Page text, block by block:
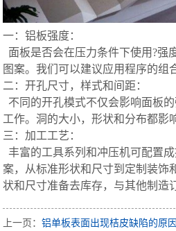
一：铝板强度：
面板是否会在压力条件下使用?强
图案。我们可以建议应用程序的组
二：开孔尺寸，样式和间距：
不同的开孔模式不仅会影响面板
工作。洞的大小，形状和分布都影
三：加工工艺：
丰富的工具系列和冲压机可配置
案，从标准形状和尺寸到定制装饰
状和尺寸准备去库存，与其他制造
上一页：铝单板表面出现桔皮缺陷的原因